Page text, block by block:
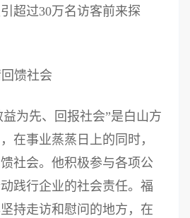
超过30万名访客前来探
馈社会
益为先、回报社会”是白山方
在事业蒸蒸日上的同时，
社会。他积极参与各项公
践行企业的社会责任。福
持走访和慰问的地方，在